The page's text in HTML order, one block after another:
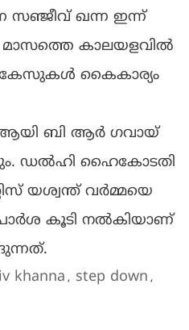
സഞ്ജീവ് ഖന്ന ഇന്ന്
മാസത്തെ കാലയളവിൽ
കേസുകൾ കൈകാര്യം
ആയി ബി ആർ ഗവായ്
ഡൽഹി ഹൈകോടതി
യശ്വന്ത്‌ വർമ്മയെ
കൂടി നൽകിയാണ്
khanna , step down ,